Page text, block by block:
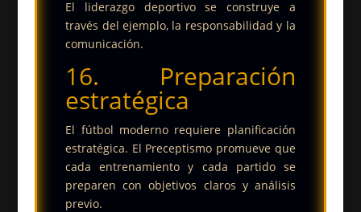
El liderazgo deportivo se construye a
través del ejemplo, la responsabilidad y la
comunicación.
16. Preparación
estratégica
El fútbol moderno requiere planificación
estratégica. El Preceptismo promueve que
cada entrenamiento y cada partido se
preparen con objetivos claros y análisis
previo.